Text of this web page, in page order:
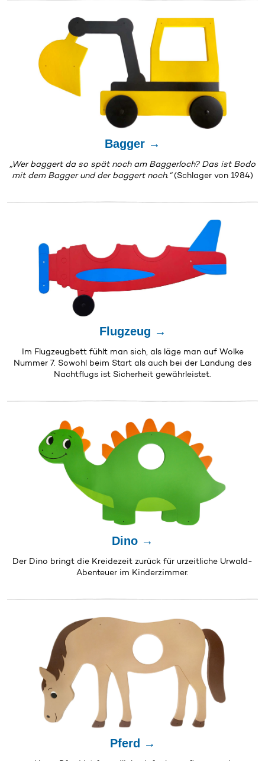
Bagger →
„Wer baggert da so spät noch am Baggerloch? Das ist Bodo
mit dem Bagger und der baggert noch.“(Schlager von 1984)
Flugzeug →
Im Flugzeugbett fühlt man sich, als läge man auf Wolke
Nummer 7. Sowohl beim Start als auch bei der Landung des
Nachtflugs ist Sicherheit gewährleistet.
Dino →
Der Dino bringt die Kreidezeit zurück für urzeitliche Urwald-
Abenteuer im Kinderzimmer.
Pferd →